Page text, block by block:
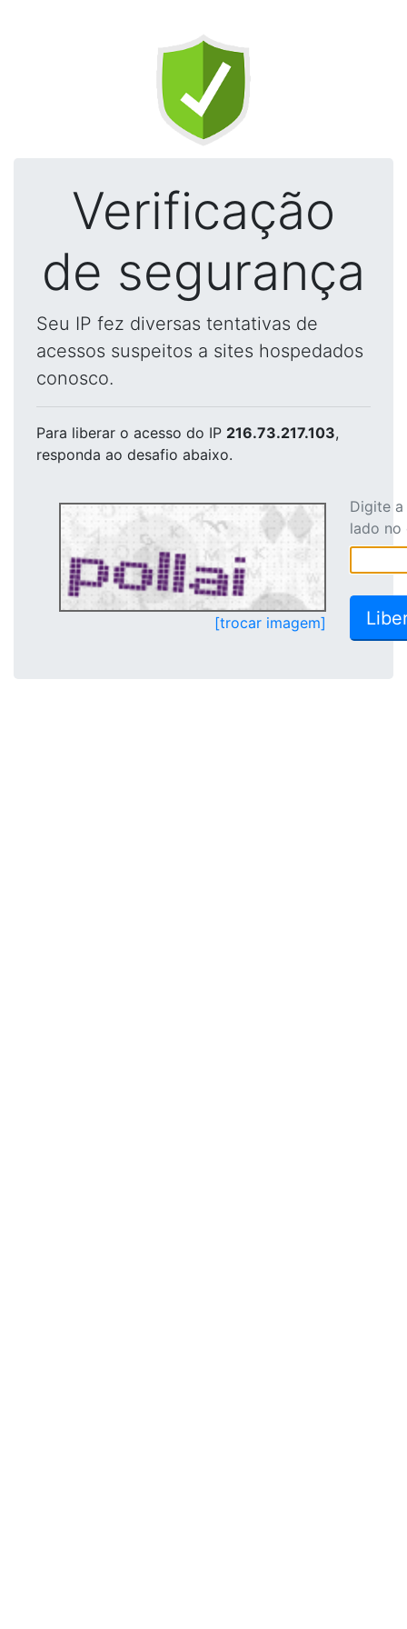
Verificação
de segurança
Seu IP fez diversas tentativas de
acessos suspeitos a sites hospedados
conosco.
Para liberar o acesso do IP 216.73.217.103,
responda ao desafio abaixo.
[trocar imagem]
Digite
lado no